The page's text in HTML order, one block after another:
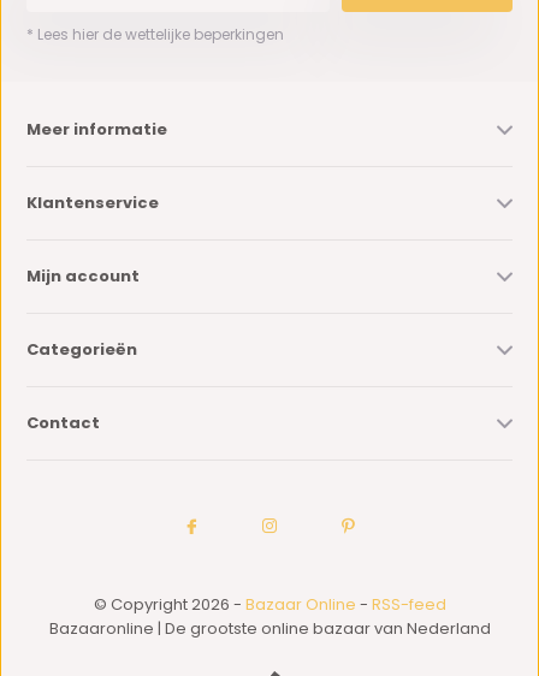
* Lees hier de wettelijke beperkingen
Meer informatie
Klantenservice
Mijn account
Categorieën
Contact
© Copyright 2026 - Bazaar Online - RSS-feed
Bazaaronline | De grootste online bazaar van Nederland